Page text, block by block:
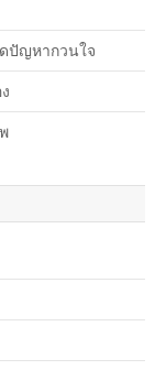
ปัญหากวนใจ